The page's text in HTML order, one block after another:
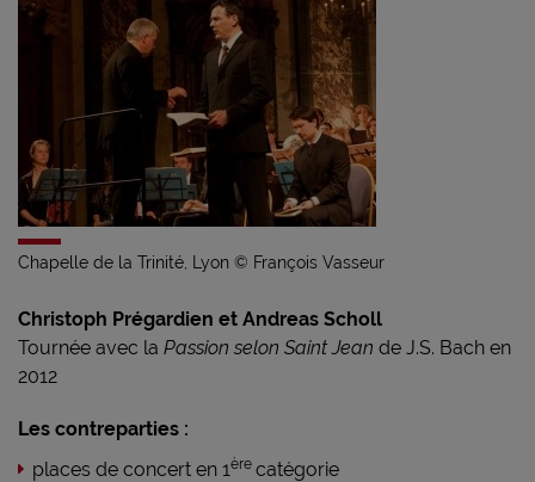
Chapelle de la Trinité, Lyon © François Vasseur
Christoph Prégardien et Andreas Scholl
Tournée avec la Passion selon Saint Jean de J.S. Bach en
2012
Les contreparties :
places de concert en 1ère catégorie